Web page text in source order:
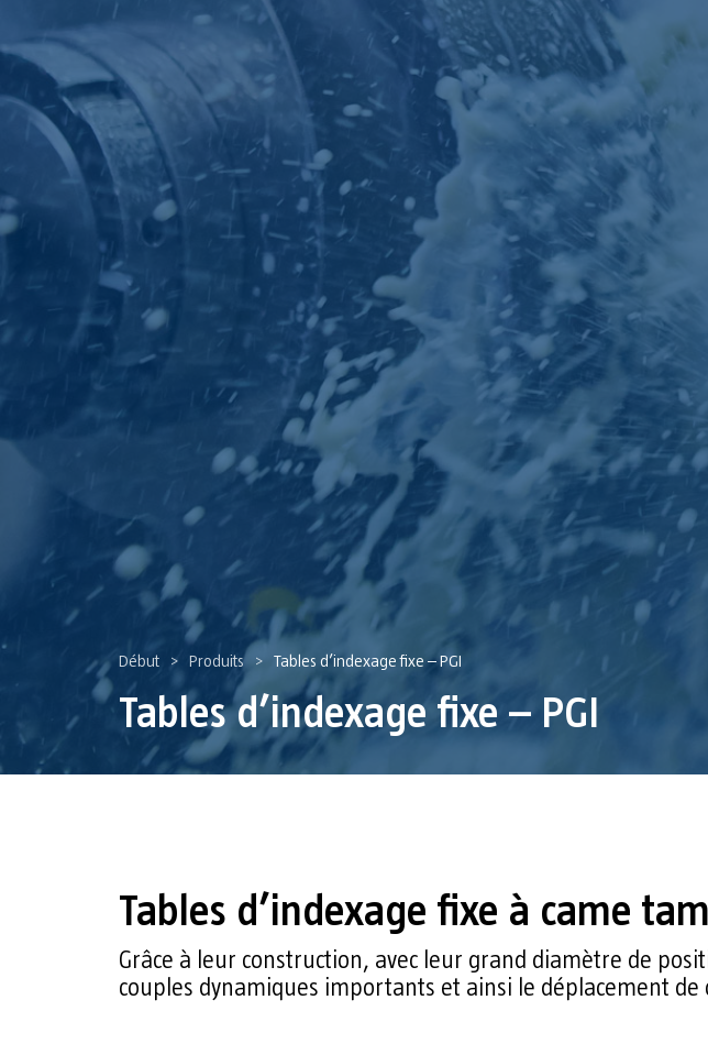
Début > Produits > Tables d’indexage fixe – PGI
Tables d’indexage fixe – PGI
Tables d’indexage fixe à came
Grâce à leur construction, avec leur grand diamètre de
couples dynamiques importants et ainsi le déplacement de